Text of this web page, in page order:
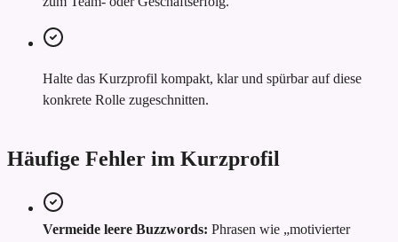
Halte das Kurzprofil kompakt, klar und spürbar auf diese
konkrete Rolle zugeschnitten.
Häufige Fehler im Kurzprofil
Vermeide leere Buzzwords: Phrasen wie „motivierter